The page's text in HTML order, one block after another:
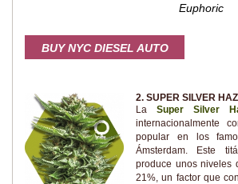
Euphoric
BUY NYC DIESEL AUTO
2. SUPER SILVER
La Super Silver
internacionalmente
popular en los
Ámsterdam. Este
produce unos niveles
21%, un factor que